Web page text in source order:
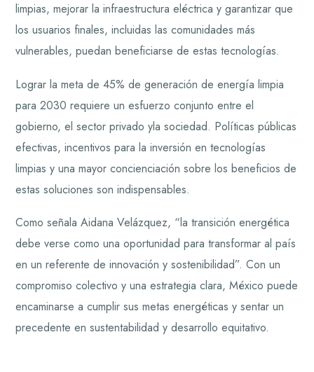
limpias, mejorar la infraestructura eléctrica y garantizar que
los usuarios finales, incluidas las comunidades más
vulnerables, puedan beneficiarse de estas tecnologías.
Lograr la meta de 45% de generación de energía limpia
para 2030 requiere un esfuerzo conjunto entre el
gobierno, el sector privado yla sociedad. Políticas públicas
efectivas, incentivos para la inversión en tecnologías
limpias y una mayor concienciación sobre los beneficios de
estas soluciones son indispensables.
Como señala Aidana Velázquez, “la transición energética
debe verse como una oportunidad para transformar al país
en un referente de innovación y sostenibilidad”. Con un
compromiso colectivo y una estrategia clara, México puede
encaminarse a cumplir sus metas energéticas y sentar un
precedente en sustentabilidad y desarrollo equitativo.